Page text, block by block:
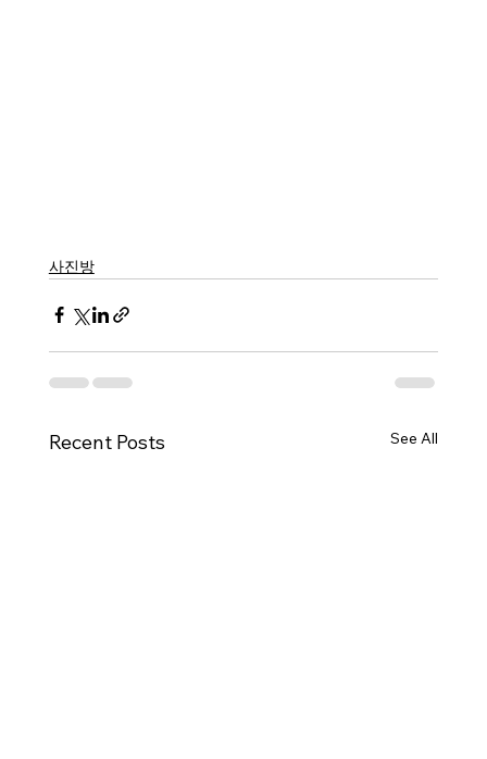
사진방
Recent Posts See All